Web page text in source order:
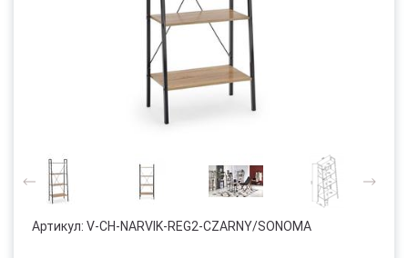
Артикул: V-CH-NARVIK-REG2-CZARNY/SONOMA